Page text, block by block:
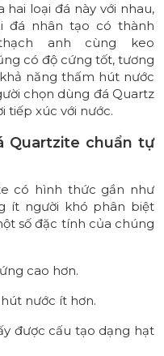
hai loại đá này với nhau,
đá nhân tạo có thành
anh cùng keo
có độ cứng tốt, tương
năng thấm hút nước
chọn dùng đá Quartz
tiếp xúc với nước.
Quartzite chuẩn tự
có hình thức gần như
ít người khó phân biệt
số đặc tính của chúng
cao hơn.
nước ít hơn.
được cấu tạo dạng hạt